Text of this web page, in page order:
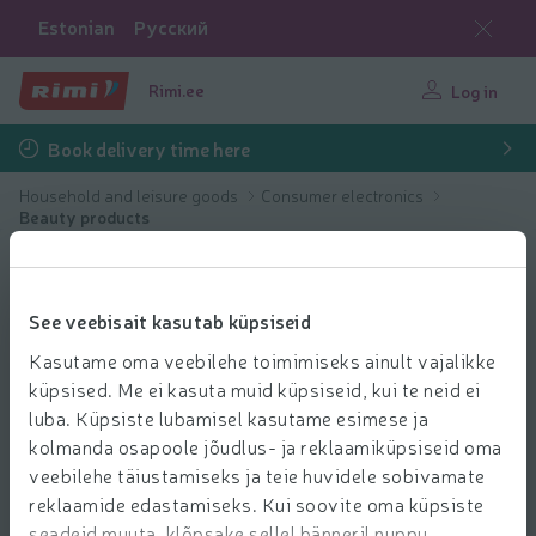
See veebisait kasutab küpsiseid
Kasutame oma veebilehe toimimiseks ainult vajalikke
küpsised. Me ei kasuta muid küpsiseid, kui te neid ei
luba. Küpsiste lubamisel kasutame esimese ja
kolmanda osapoole jõudlus- ja reklaamiküpsiseid oma
veebilehe täiustamiseks ja teie huvidele sobivamate
reklaamide edastamiseks. Kui soovite oma küpsiste
Estonian Русский
Rimi.ee Log in
Book delivery time here
Household and leisure goods
Consumer electronics
Beauty products